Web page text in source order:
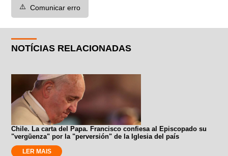
⚠️ Comunicar erro
NOTÍCIAS RELACIONADAS
Chile. La carta del Papa. Francisco confiesa al Episcopado su
"vergüenza" por la "perversión" de la Iglesia del país
LER MAIS